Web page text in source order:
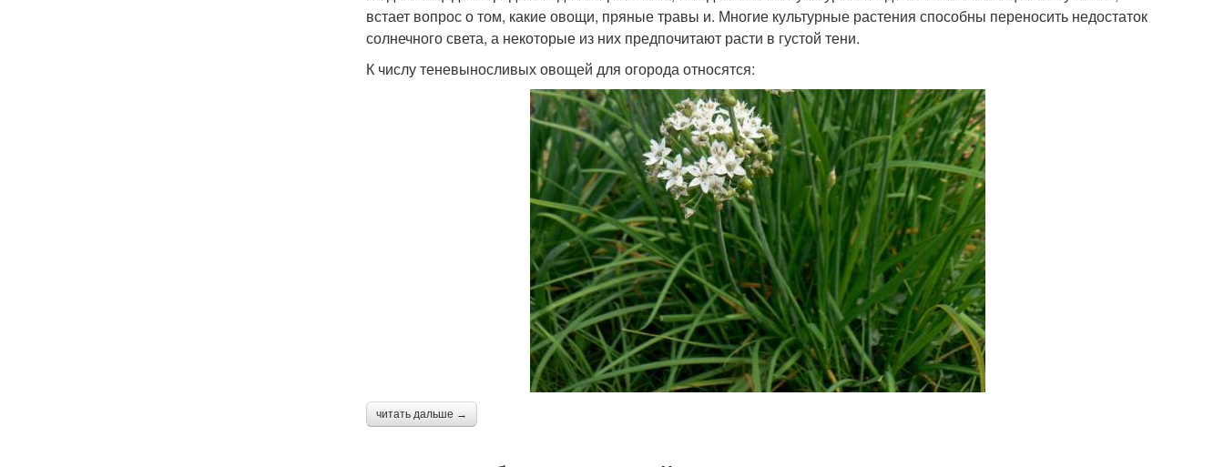
встает вопрос о том, какие овощи, пряные травы и. Многие культурные растения способны переносить недостаток
солнечного света, а некоторые из них предпочитают расти в густой тени.
К числу теневыносливых овощей для огорода относятся:
читать дальше →